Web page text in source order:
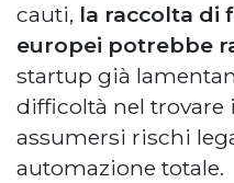
cauti, la raccolta di
europei potrebbe
startup già
difficoltà nel
assumersi rischi
automazione totale.